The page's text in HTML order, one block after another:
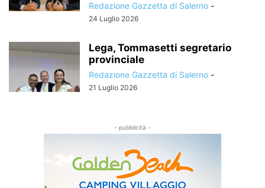
Redazione Gazzetta di Salerno -
24 Luglio 2026
Lega, Tommasetti segretario
provinciale
Redazione Gazzetta di Salerno -
21 Luglio 2026
- pubblicità -